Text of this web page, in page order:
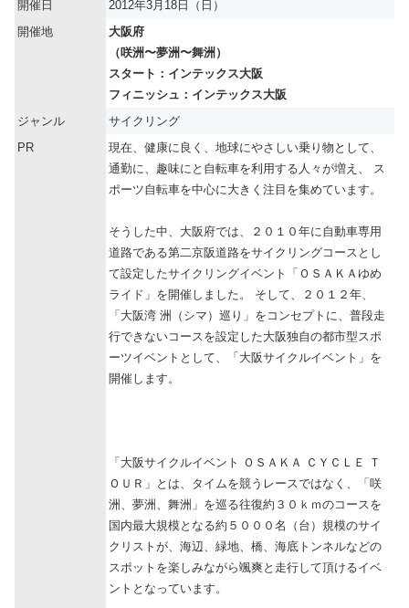
開催日
2012年3月18日（日）
開催地
大阪府
（咲洲〜夢洲〜舞洲）
スタート：インテックス大阪
フィニッシュ：インテックス大阪
ジャンル
サイクリング
PR
現在、健康に良く、地球にやさしい乗り物として、
通勤に、趣味にと自転車を利用する人々が増え、 ス
ポーツ自転車を中心に大きく注目を集めています。
そうした中、大阪府では、２０１０年に自動車専用
道路である第二京阪道路をサイクリングコースとし
て設定したサイクリングイベント「ＯＳＡＫＡゆめ
ライド」を開催しました。 そして、２０１２年、
「大阪湾 洲（シマ）巡り」をコンセプトに、普段走
行できないコースを設定した大阪独自の都市型スポ
ーツイベントとして、「大阪サイクルイベント」を
開催します。
「大阪サイクルイベント ＯＳＡＫＡ ＣＹＣＬＥ Ｔ
ＯＵＲ」とは、タイムを競うレースではなく、「咲
洲、夢洲、舞洲」を巡る往復約３０ｋｍのコースを
国内最大規模となる約５０００名（台）規模のサイ
クリストが、海辺、緑地、橋、海底トンネルなどの
スポットを楽しみながら颯爽と走行して頂けるイベ
ントとなっています。